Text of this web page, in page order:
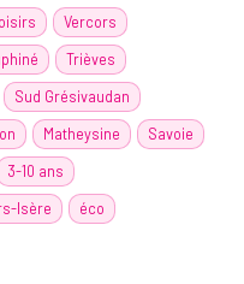
Vercors
Trièves
Sud Grésivaudan
Matheysine
Savoie
3-10 ans
Isère éco